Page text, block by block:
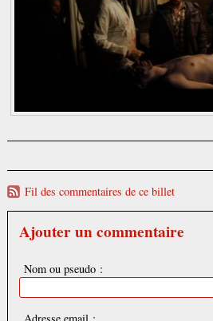
Fil des commentaires de ce billet
Ajouter un commentaire
Nom ou pseudo :